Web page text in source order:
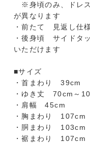
※身頃のみ、ドレス
が異なります
・前たて 見返し仕様
・後身頃 サイドタ
いただけます
■サイズ
・首まわり 39cm
・ゆき丈 70cm～
・肩幅 45cm
・胸まわり 107cm
・胴まわり 103cm
・裾まわり 107cm